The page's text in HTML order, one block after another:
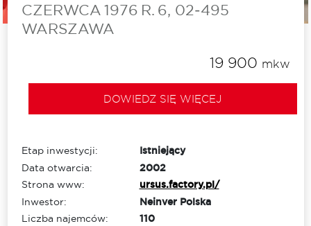
CZERWCA 1976 R. 6, 02‑495
WARSZAWA
19 900 mkw
DOWIEDZ SIĘ WIĘCEJ
Etap inwestycji:
Istniejący
Data otwarcia:
2002
Strona www:
ursus.factory.pl/
Inwestor:
Neinver Polska
Liczba najemców:
110